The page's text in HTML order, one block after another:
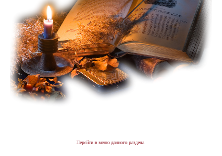
Перейти в меню данного раздела